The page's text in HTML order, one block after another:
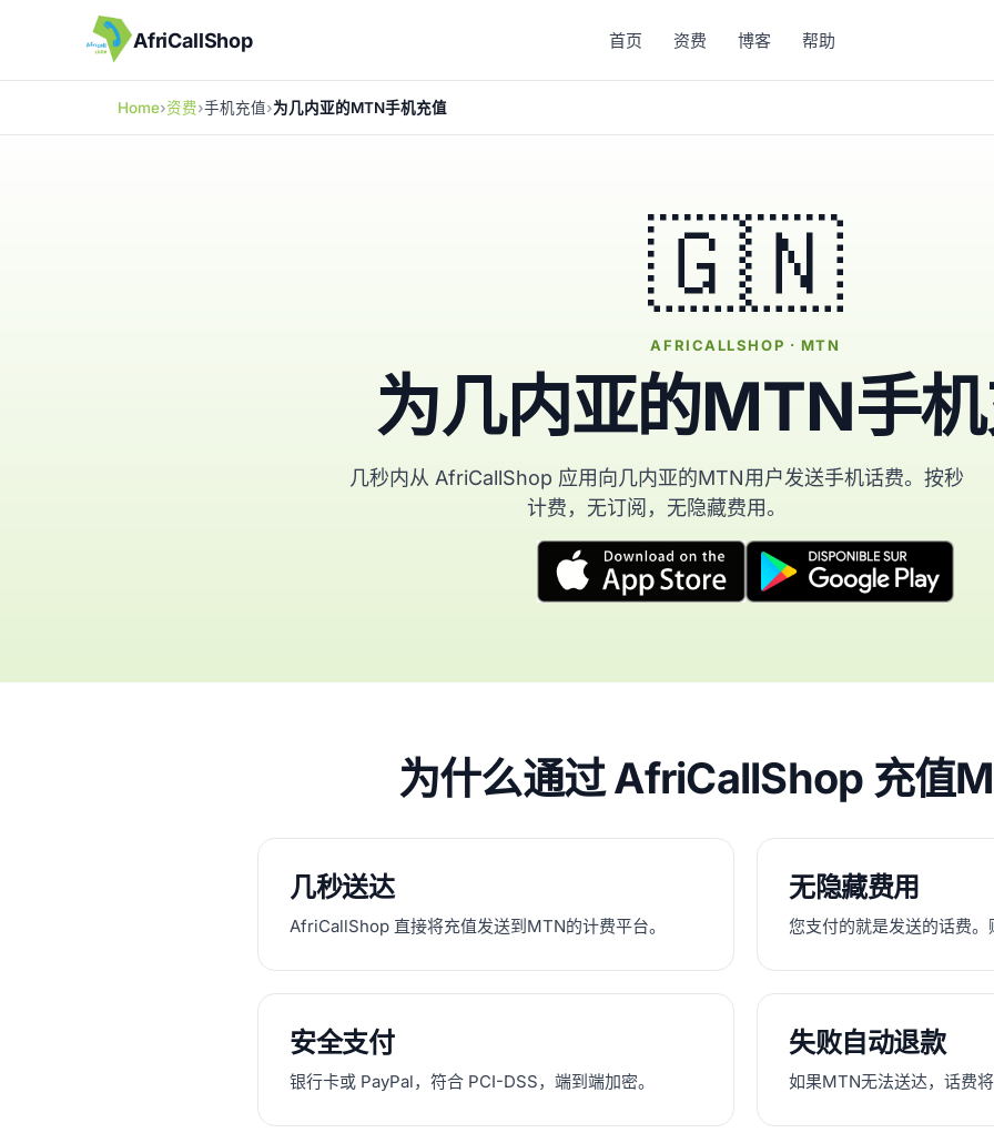
AfriCallShop 首页 资费 博客 帮助
Home 资费 手机充值 为几内亚的MTN手机充值
🇬🇳
AFRICALLSHOP · MTN
为几内亚的MTN手
几秒内从 AfriCallShop 应用向几内亚的MTN用户发送手机话费。按秒
计费，无订阅，无隐藏费用。
为什么通过 AfriCallShop 充值
几秒送达
AfriCallShop 直接将充值发送到MTN的计费平台。
无隐藏费用
您支付的就是发送的话费
安全支付
银行卡或 PayPal，符合 PCI-DSS，端到端加密。
失败自动退款
如果MTN无法送达，话费